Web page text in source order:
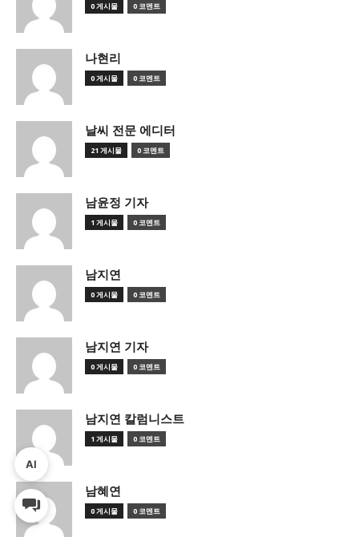
0 게시물 0 코멘트
나현리
0 게시물 0 코멘트
날씨 전문 에디터
21 게시물 0 코멘트
남윤정 기자
1 게시물 0 코멘트
남지연
0 게시물 0 코멘트
남지연 기자
0 게시물 0 코멘트
남지연 칼럼니스트
1 게시물 0 코멘트
남혜연
0 게시물 0 코멘트
AI